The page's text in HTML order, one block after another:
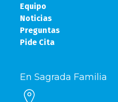
Equipo
Noticias
Preguntas
Pide Cita
En Sagrada Familia